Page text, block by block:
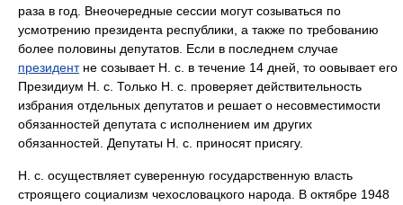
раза в год. Внеочередные сессии могут созываться по
усмотрению президента республики, а также по требованию
более половины депутатов. Если в последнем случае
президентне созывает Н. с. в течение 14 дней, то оовывает его
Президиум Н. с. Только Н. с. проверяет действительность
избрания отдельных депутатов и решает о несовместимости
обязанностей депутата с исполнением им других
обязанностей. Депутаты Н. с. приносят присягу.
Н. с. осуществляет суверенную государственную власть
строящего социализм чехословацкого народа. В октябре 1948